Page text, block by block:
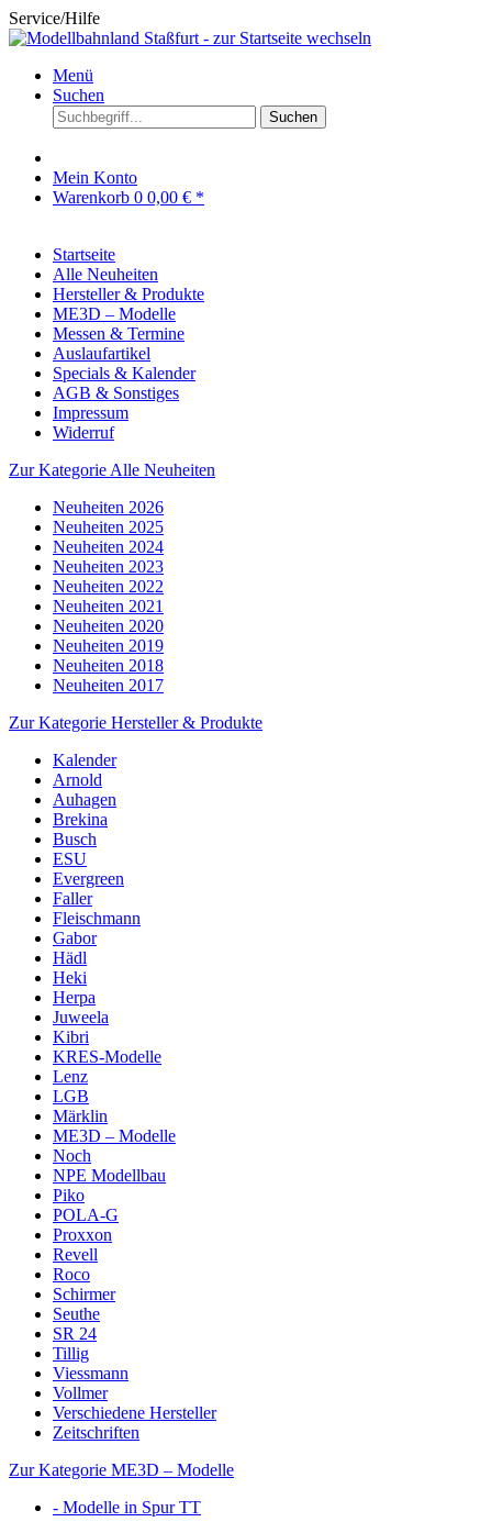
Service/Hilfe
Menü
Suchen
Suchen
Mein Konto
Warenkorb 0 0,00 € *
Startseite
Alle Neuheiten
Hersteller & Produkte
ME3D – Modelle
Messen & Termine
Auslaufartikel
Specials & Kalender
AGB & Sonstiges
Impressum
Widerruf
Zur Kategorie Alle Neuheiten
Neuheiten 2026
Neuheiten 2025
Neuheiten 2024
Neuheiten 2023
Neuheiten 2022
Neuheiten 2021
Neuheiten 2020
Neuheiten 2019
Neuheiten 2018
Neuheiten 2017
Zur Kategorie Hersteller & Produkte
Kalender
Arnold
Auhagen
Brekina
Busch
ESU
Evergreen
Faller
Fleischmann
Gabor
Hädl
Heki
Herpa
Juweela
Kibri
KRES-Modelle
Lenz
LGB
Märklin
ME3D – Modelle
Noch
NPE Modellbau
Piko
POLA-G
Proxxon
Revell
Roco
Schirmer
Seuthe
SR 24
Tillig
Viessmann
Vollmer
Verschiedene Hersteller
Zeitschriften
Zur Kategorie ME3D – Modelle
- Modelle in Spur TT